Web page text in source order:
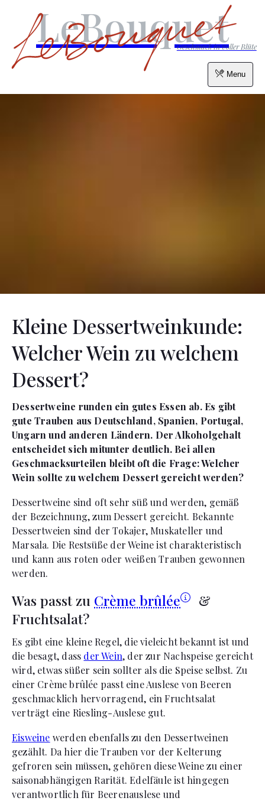
Menu
LeBouquet
Geschmack in voller Blüte
Kleine Dessertweinkunde:
Welcher Wein zu welchem
Dessert?
Dessertweine runden ein gutes Essen ab. Es gibt
gute Trauben aus Deutschland, Spanien, Portugal,
Ungarn und anderen Ländern. Der Alkoholgehalt
entscheidet sich mitunter deutlich. Bei allen
Geschmacksurteilen bleibt oft die Frage: Welcher
Wein sollte zu welchem Dessert gereicht werden?
Dessertweine sind oft sehr süß und werden, gemäß
der Bezeichnung, zum Dessert gereicht. Bekannte
Dessertweien sind der Tokajer, Muskateller und
Marsala. Die Restsüße der Weine ist charakteristisch
und kann aus roten oder weißen Trauben gewonnen
werden.
Was passt zu Crème brûlée
&
Fruchtsalat?
Es gibt eine kleine Regel, die vieleicht bekannt ist und
die besagt, dass der Wein, der zur Nachspeise gereicht
wird, etwas süßer sein sollter als die Speise selbst. Zu
einer Crème brûlée passt eine Auslese von Beeren
geschmacklich hervorragend, ein Fruchtsalat
verträgt eine Riesling-Auslese gut.
Eisweine werden ebenfalls zu den Dessertweinen
gezählt. Da hier die Trauben vor der Kelterung
gefroren sein müssen, gehören diese Weine zu einer
saisonabhängigen Rarität. Edelfäule ist hingegen
verantwortlich für Beerenauslese und